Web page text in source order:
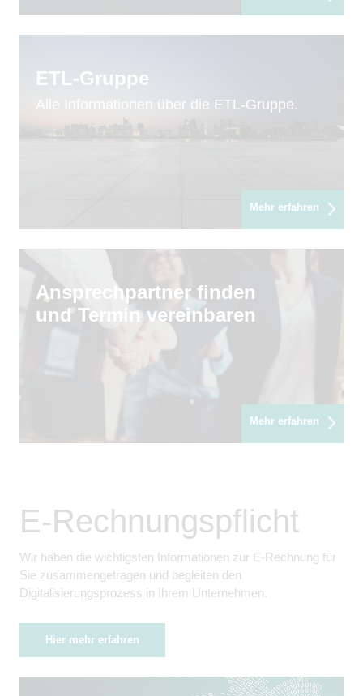
ETL-Gruppe
Alle Informationen über die ETL-Gruppe.
Mehr erfahren
Ansprechpartner finden
und Termin vereinbaren
Mehr erfahren
E-Rechnungspflicht
Wir haben die wichtigsten Informationen zur E-Rechnung für
Sie zusammengetragen und begleiten den
Digitalisierungsprozess in Ihrem Unternehmen.
Hier mehr erfahren